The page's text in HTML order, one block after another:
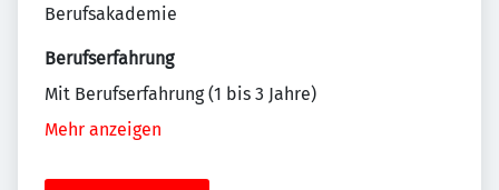
Berufsakademie
Berufserfahrung
Mit Berufserfahrung (1 bis 3 Jahre)
Mehr anzeigen